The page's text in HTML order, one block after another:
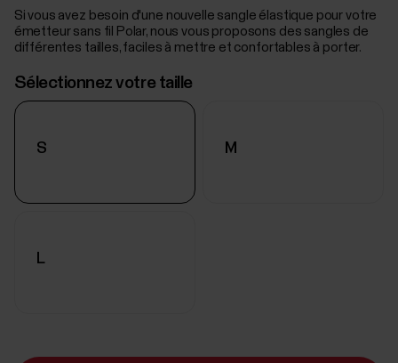
Si vous avez besoin d'une nouvelle sangle élastique pour votre
émetteur sans fil Polar, nous vous proposons des sangles de
différentes tailles, faciles à mettre et confortables à porter.
Sélectionnez votre taille
S M
L